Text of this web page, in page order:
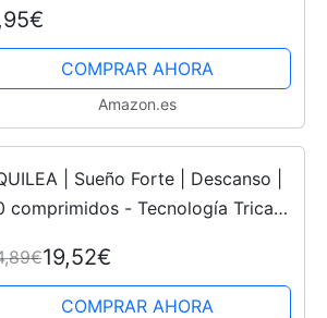
- Melatonina Niños y Adultos -
con 50 ml
COMPRAR AHORA
Amazon.es
| Sueño Forte | Descanso |
comprimidos - Tecnología Tricapa
| Pasiflora, Amapola de
19,52€
COMPRAR AHORA